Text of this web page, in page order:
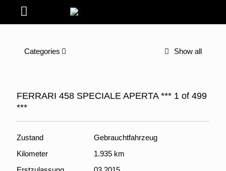
Categories Show all
FERRARI 458 SPECIALE APERTA *** 1 of 499
***
Zustand
Gebrauchtfahrzeug
Kilometer
1.935 km